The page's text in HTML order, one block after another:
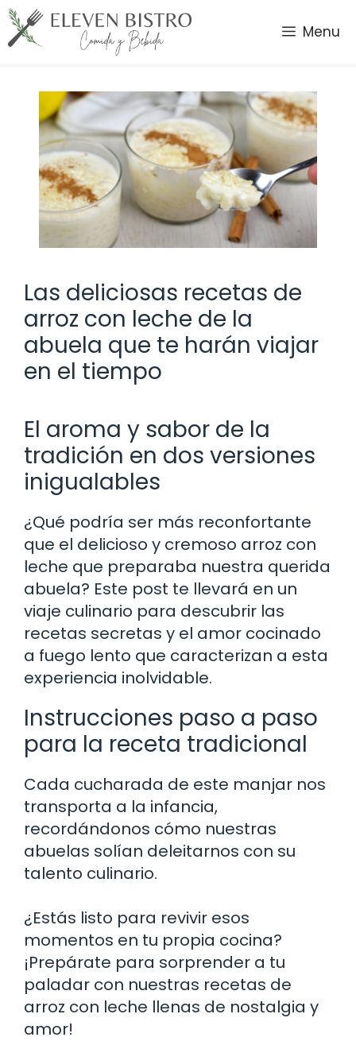
Saltar
al
contenido
Menu
Las deliciosas recetas de
arroz con leche de la
abuela que te harán viajar
en el tiempo
El aroma y sabor de la
tradición en dos versiones
inigualables
¿Qué podría ser más reconfortante
que el delicioso y cremoso arroz con
leche que preparaba nuestra querida
abuela? Este post te llevará en un
viaje culinario para descubrir las
recetas secretas y el amor cocinado
a fuego lento que caracterizan a esta
experiencia inolvidable.
Instrucciones paso a paso
para la receta tradicional
Cada cucharada de este manjar nos
transporta a la infancia,
recordándonos cómo nuestras
abuelas solían deleitarnos con su
talento culinario.
¿Estás listo para revivir esos
momentos en tu propia cocina?
¡Prepárate para sorprender a tu
paladar con nuestras recetas de
arroz con leche llenas de nostalgia y
amor!